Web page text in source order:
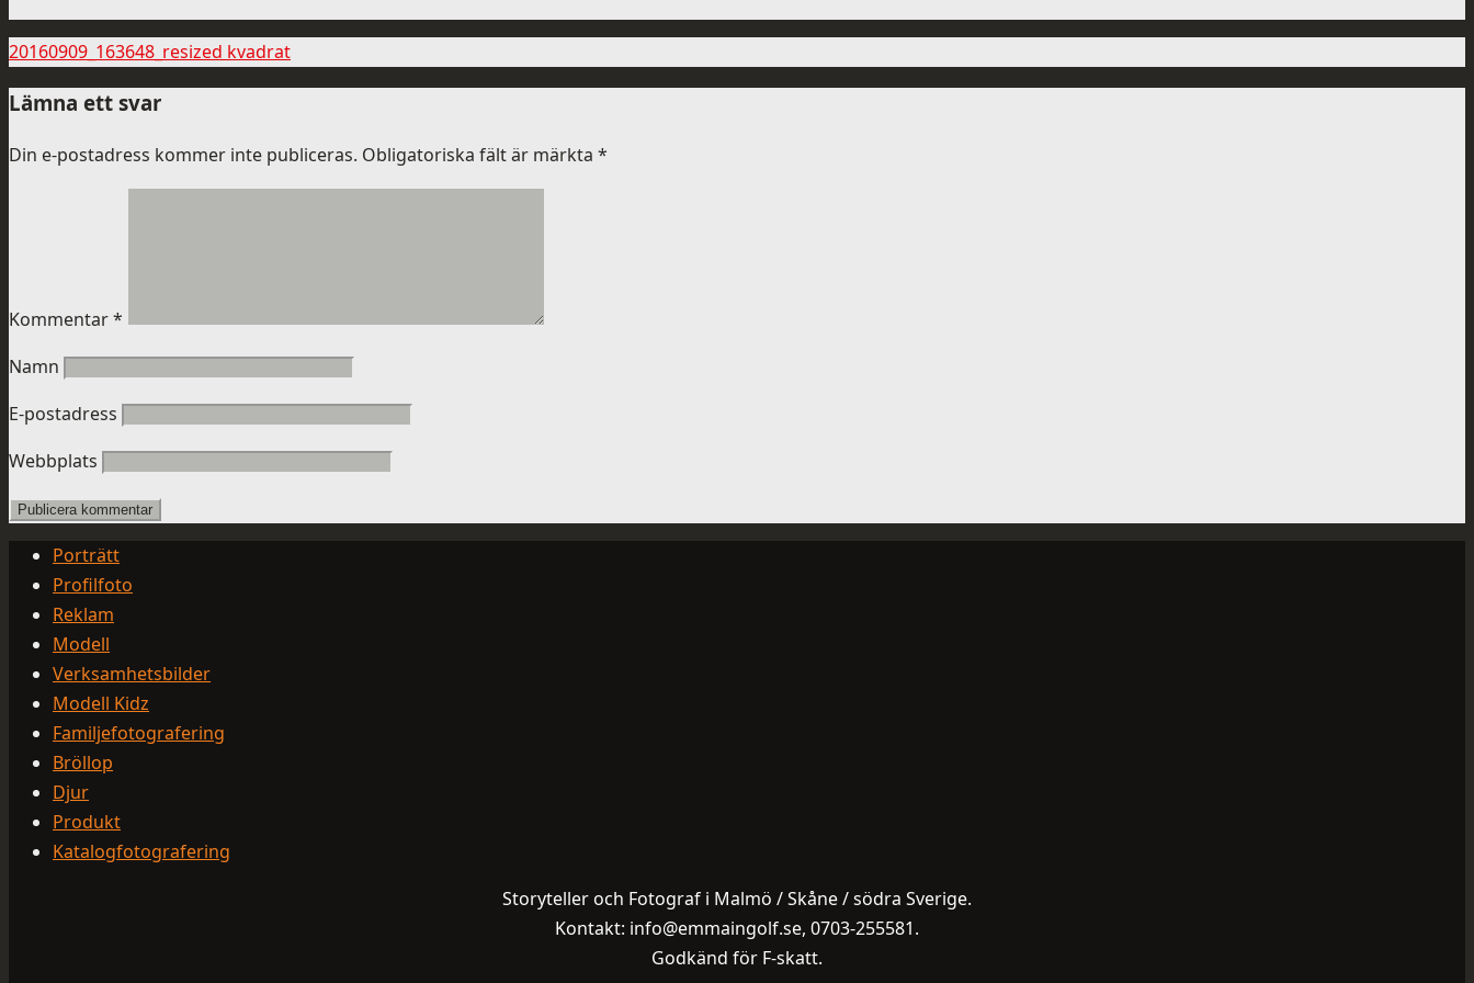
20160909_163648_resized kvadrat
Lämna ett svar
Din e-postadress kommer inte publiceras. Obligatoriska fält är märkta *
Kommentar*
Namn
E-postadress
Webbplats
Porträtt
Profilfoto
Reklam
Modell
Verksamhetsbilder
Modell Kidz
Familjefotografering
Bröllop
Djur
Produkt
Katalogfotografering
Storyteller och Fotograf i Malmö / Skåne / södra Sverige.
Kontakt: info@emmaingolf.se, 0703-255581.
Godkänd för F-skatt.